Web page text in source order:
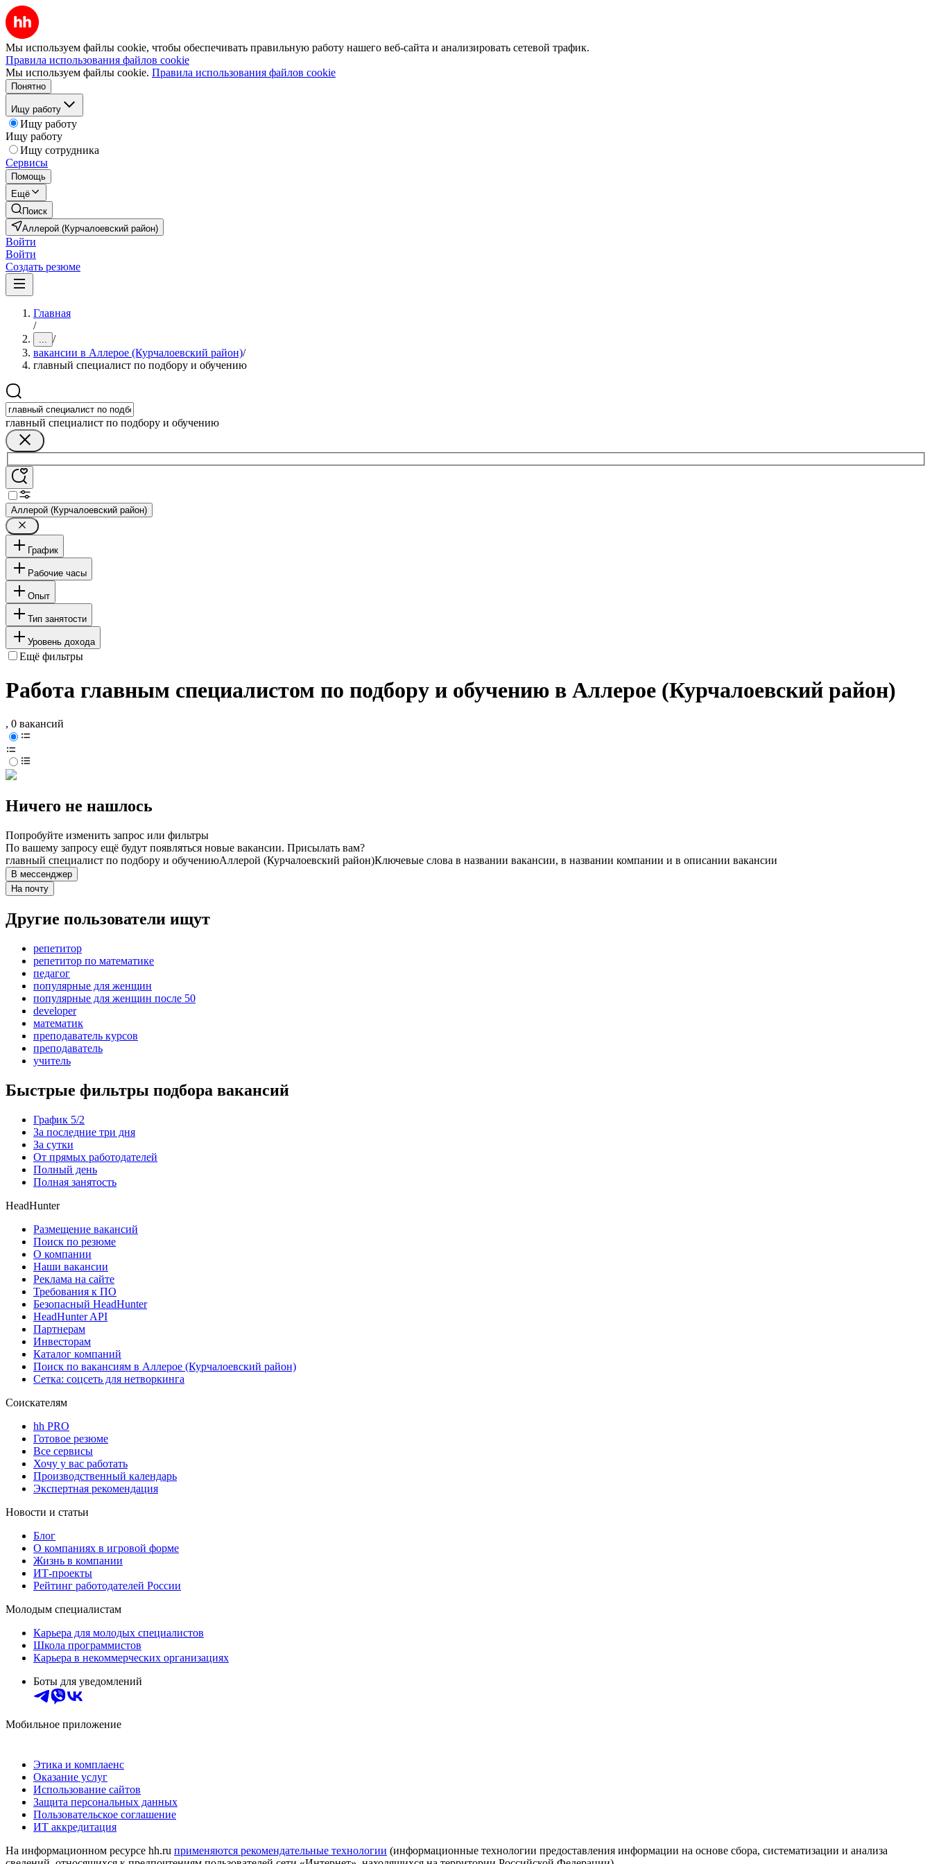
Мы используем файлы cookie, чтобы обеспечивать правильную работу нашего веб-сайта и анализировать сетевой трафик.
Правила использования файлов cookie
Мы используем файлы cookie. Правила использования файлов cookie
Понятно
Ищу работу
Ищу работу
Ищу работу
Ищу сотрудника
Сервисы
Помощь
Ещё
Поиск
Аллерой (Курчалоевский район)
Войти
Войти
Создать резюме
Главная
/
... /
вакансии в Аллерое (Курчалоевский район)/
главный специалист по подбору и обучению
главный специалист по подбору и обучению
Аллерой (Курчалоевский район)
График
Рабочие часы
Опыт
Тип занятости
Уровень дохода
Ещё фильтры
Работа главным специалистом по подбору и обучению в Аллерое (Курчалоевский район)
, 0 вакансий
Ничего не нашлось
Попробуйте изменить запрос или фильтры
По вашему запросу ещё будут появляться новые вакансии. Присылать вам?
главный специалист по подбору и обучениюАллерой (Курчалоевский район)Ключевые слова в названии вакансии, в названии компании и в описании вакансии
В мессенджер
На почту
Другие пользователи ищут
репетитор
репетитор по математике
педагог
популярные для женщин
популярные для женщин после 50
developer
математик
преподаватель курсов
преподаватель
учитель
Быстрые фильтры подбора вакансий
График 5/2
За последние три дня
За сутки
От прямых работодателей
Полный день
Полная занятость
HeadHunter
Размещение вакансий
Поиск по резюме
О компании
Наши вакансии
Реклама на сайте
Требования к ПО
Безопасный HeadHunter
HeadHunter API
Партнерам
Инвесторам
Каталог компаний
Поиск по вакансиям в Аллерое (Курчалоевский район)
Сетка: соцсеть для нетворкинга
Соискателям
hh PRO
Готовое резюме
Все сервисы
Хочу у вас работать
Производственный календарь
Экспертная рекомендация
Новости и статьи
Блог
О компаниях в игровой форме
Жизнь в компании
ИТ-проекты
Рейтинг работодателей России
Молодым специалистам
Карьера для молодых специалистов
Школа программистов
Карьера в некоммерческих организациях
Боты для уведомлений
Мобильное приложение
Этика и комплаенс
Оказание услуг
Использование сайтов
Защита персональных данных
Пользовательское соглашение
ИТ аккредитация
На информационном ресурсе hh.ru применяются рекомендательные технологии (информационные технологии предоставления информации на основе сбора, систематизации и анализа